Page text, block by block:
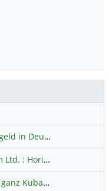
Bundesbank: Weniger Falschgeld in Deutschland
IRW-News: Horizon Petroleum Ltd. : Horizon Petroleum beginnt mit der Testförderung im Projekt Lachowice in Polen und schließt die Platzierung einer überzeichneten Wandelanleihe ab
Erneuter Strom-Blackout legt ganz Kuba lahm